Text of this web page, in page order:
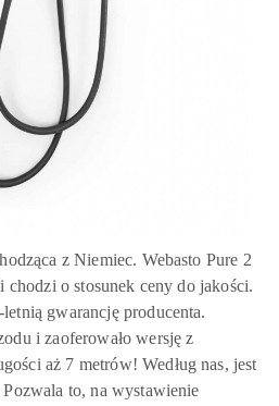
z Niemiec. Webasto Pure 2
chodzi o stosunek ceny do jakości.
gwarancję producenta.
i zaoferowało wersję z
aż 7 metrów! Według nas, jest
to, na wystawienie